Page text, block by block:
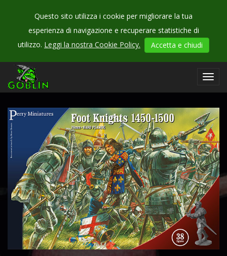
Questo sito utilizza i cookie per migliorare la tua
esperienza di navigazione e recuperare statistiche di
utilizzo. Leggi la nostra Cookie Policy. Accetta e chiudi
CHECK
OUR